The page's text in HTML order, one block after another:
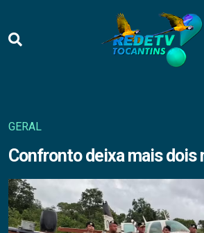
GERAL
Confronto deixa mais dois